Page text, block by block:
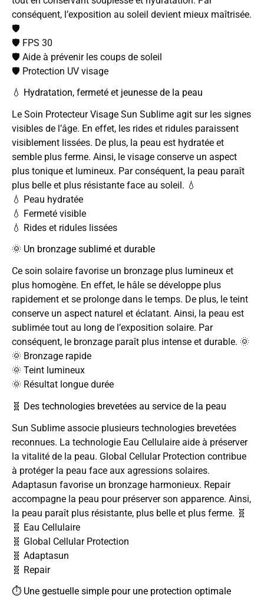
conséquent, l’exposition au soleil devient mieux maîtrisée.
🛡️
🛡️ FPS 30
🛡️ Aide à prévenir les coups de soleil
🛡️ Protection UV visage
💧 Hydratation, fermeté et jeunesse de la peau
Le Soin Protecteur Visage Sun Sublime agit sur les signes
visibles de l’âge. En effet, les rides et ridules paraissent
visiblement lissées. De plus, la peau est hydratée et
semble plus ferme. Ainsi, le visage conserve un aspect
plus tonique et lumineux. Par conséquent, la peau paraît
plus belle et plus résistante face au soleil. 💧
💧 Peau hydratée
💧 Fermeté visible
💧 Rides et ridules lissées
🌞 Un bronzage sublimé et durable
Ce soin solaire favorise un bronzage plus lumineux et
plus homogène. En effet, le hâle se développe plus
rapidement et se prolonge dans le temps. De plus, le teint
conserve un aspect naturel et éclatant. Ainsi, la peau est
sublimée tout au long de l’exposition solaire. Par
conséquent, le bronzage paraît plus intense et durable. 🌞
🌞 Bronzage rapide
🌞 Teint lumineux
🌞 Résultat longue durée
🧬 Des technologies brevetées au service de la peau
Sun Sublime associe plusieurs technologies brevetées
reconnues. La technologie Eau Cellulaire aide à préserver
la vitalité de la peau. Global Cellular Protection contribue
à protéger la peau face aux agressions solaires.
Adaptasun favorise un bronzage harmonieux. Repair
accompagne la peau pour préserver son apparence. Ainsi,
la peau paraît plus résistante, plus belle et plus ferme. 🧬
🧬 Eau Cellulaire
🧬 Global Cellular Protection
🧬 Adaptasun
🧬 Repair
⏱️ Une gestuelle simple pour une protection optimale